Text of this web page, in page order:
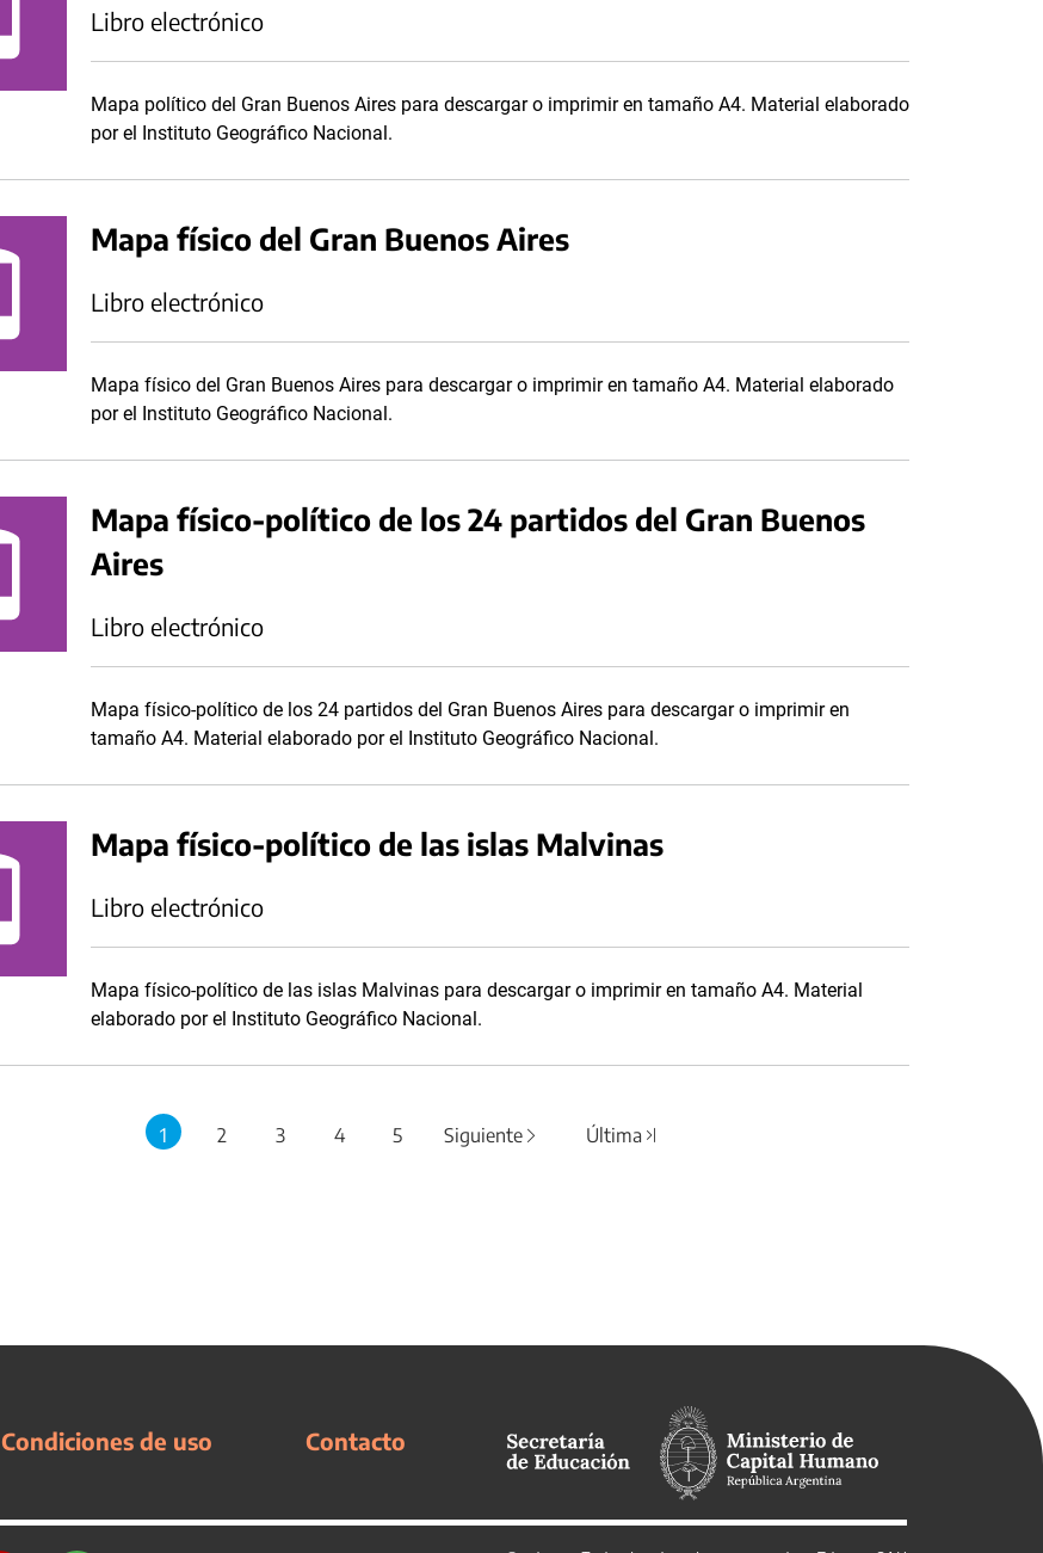
Libro electrónico
Mapa político del Gran Buenos Aires para descargar o imprimir en tamaño A4. Material elaborado
por el Instituto Geográfico Nacional.
Mapa físico del Gran Buenos Aires
Libro electrónico
Mapa físico del Gran Buenos Aires para descargar o imprimir en tamaño A4. Material elaborado
por el Instituto Geográfico Nacional.
Mapa físico-político de los 24 partidos del Gran Buenos
Aires
Libro electrónico
Mapa físico-político de los 24 partidos del Gran Buenos Aires para descargar o imprimir en
tamaño A4. Material elaborado por el Instituto Geográfico Nacional.
Mapa físico-político de las islas Malvinas
Libro electrónico
Mapa físico-político de las islas Malvinas para descargar o imprimir en tamaño A4. Material
elaborado por el Instituto Geográfico Nacional.
1 2 3 4 5 Siguiente Última
Condiciones de uso Contacto